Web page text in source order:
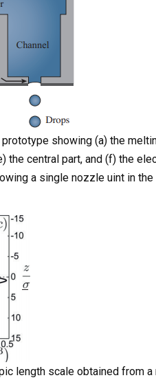
showing (a) the
the central part, and (f) the
a single nozzle uint in
length scale obtained from